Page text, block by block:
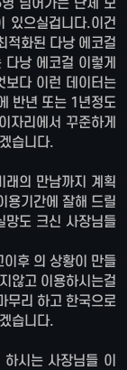
있으실겁니다.이건
적화된 다낭 에코걸
낭 에코걸 이렇게
보다 이런 데이터는
반년 또는 1년정도
자리에서 꾸준하게
습니다.
의 만남까지 계획
용기간에 잘해 드릴
망도 크신 사장님들
후 의 상황이 만들
않고 이용하시는걸
무리 하고 한국으로
습니다.
시는 사장님들 이